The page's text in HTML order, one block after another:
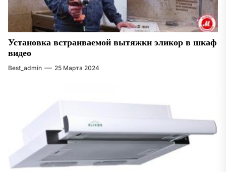
Установка встраиваемой вытяжки эликор в шкаф
видео
Best_admin 25 Марта 2024